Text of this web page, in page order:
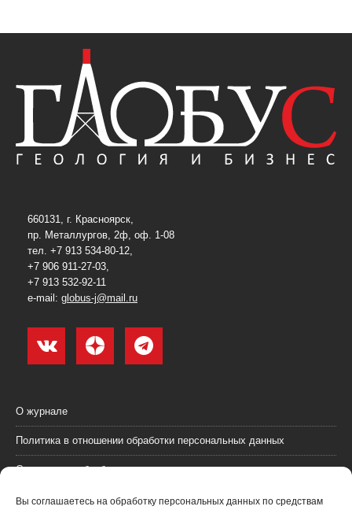
Вы соглашаетесь на обработку персональных данных по средствам
660131, г. Красноярск,
пр. Металлургов, 2ф, оф. 1-08
тел. +7 913 534-80-12,
+7 906 911-27-03,
+7 913 532-92-11
e-mail: globus-j@mail.ru
О журнале
Политика в отношении обработки персональных данных
Согласие на обработку персональных данных
Пользовательское соглашение (оферта)